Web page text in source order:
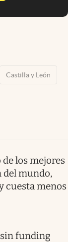
Castilla y León
de los mejores
mundo,
cuesta menos
funding